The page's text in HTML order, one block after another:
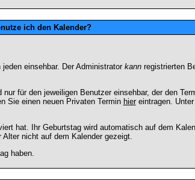
ich den Kalender?
einsehbar. Der Administrator kannregistrierten
für den jeweiligen Benutzer einsehbar, der den
Sie einen neuen Privaten Termin hiereintragen. Unter
hat. Ihr Geburtstag wird automatisch auf dem
nicht auf dem Kalender gezeigt.
haben.